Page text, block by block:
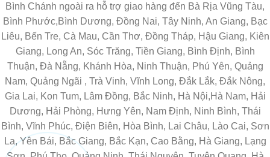
Bình Chánh ngoài ra hỗ trợ giao hàng đến Bà Rịa Vũng Tàu,
Bình Phước,Bình Dương, Đồng Nai, Tây Ninh, An Giang, Bạc
Liêu, Bến Tre, Cà Mau, Cần Thơ, Đồng Tháp, Hậu Giang, Kiên
Giang, Long An, Sóc Trăng, Tiền Giang, Bình Định, Bình
Thuận, Đà Nẵng, Khánh Hòa, Ninh Thuận, Phú Yên, Quảng
Nam, Quảng Ngãi , Trà Vinh, Vĩnh Long, Đắk Lắk, Đắk Nông,
Gia Lai, Kon Tum, Lâm Đồng, Bắc Ninh, Hà Nội,Hà Nam, Hải
Dương, Hải Phòng, Hưng Yên, Nam Định, Ninh Bình, Thái
Bình, Vĩnh Phúc, Điện Biên, Hòa Bình, Lai Châu, Lào Cai, Sơn
La, Yên Bái, Bắc Giang, Bắc Kạn, Cao Bằng, Hà Giang, Lạng